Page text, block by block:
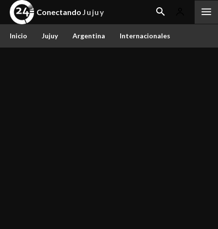
Conectando Jujuy
Inicio Jujuy Argentina Internacionales